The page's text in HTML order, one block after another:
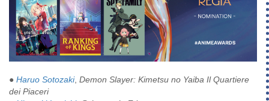
● Haruo Sotozaki, Demon Slayer: Kimetsu no Yaiba Il Quartiere
dei Piaceri